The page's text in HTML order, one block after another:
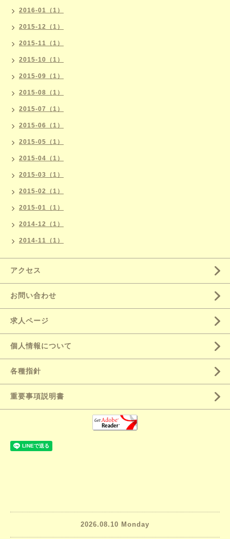
2016-01（1）
2015-12（1）
2015-11（1）
2015-10（1）
2015-09（1）
2015-08（1）
2015-07（1）
2015-06（1）
2015-05（1）
2015-04（1）
2015-03（1）
2015-02（1）
2015-01（1）
2014-12（1）
2014-11（1）
アクセス
お問い合わせ
求人ページ
個人情報について
各種指針
重要事項説明書
2026.08.10 Monday